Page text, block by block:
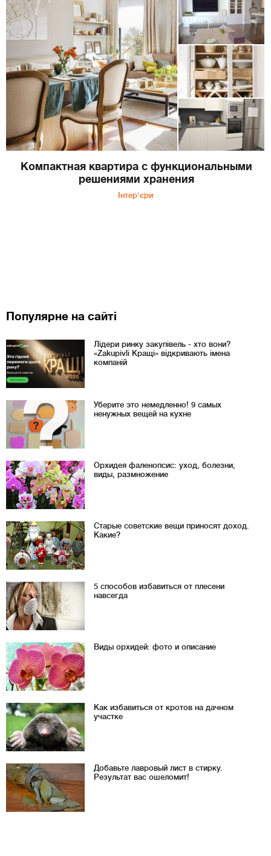
Компактная квартира с функциональными
решениями хранения
Інтер'єри
Популярне на сайті
Лідери ринку закупівель - хто вони?
«Zakupivli Кращі» відкривають імена
компаній
Уберите это немедленно! 9 самых
ненужных вещей на кухне
Орхидея фаленопсис: уход, болезни,
виды, размножение
Старые советские вещи приносят доход.
Какие?
5 способов избавиться от плесени
навсегда
Виды орхидей: фото и описание
Как избавиться от кротов на дачном
участке
Добавьте лавровый лист в стирку.
Результат вас ошеломит!